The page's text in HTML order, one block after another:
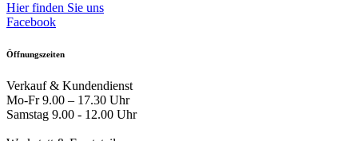
Hier finden Sie uns
Facebook
Öffnungszeiten
Verkauf & Kundendienst
Mo-Fr 9.00 – 17.30 Uhr
Samstag 9.00 - 12.00 Uhr